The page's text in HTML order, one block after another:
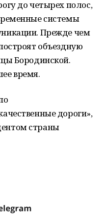
до четырех полос,
системы
Прежде чем
объездную
Бородинской.
время.
дороги»,
страны